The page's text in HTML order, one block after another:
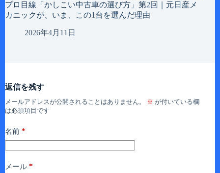
プロ目線「かしこい中古車の選び方」第2回｜元日産メ
カニックが、いま、この1台を選んだ理由
2026年4月11日
返信を残す
メールアドレスが公開されることはありません。 ※ が付いている欄
は必須項目です
名前 *
メール *